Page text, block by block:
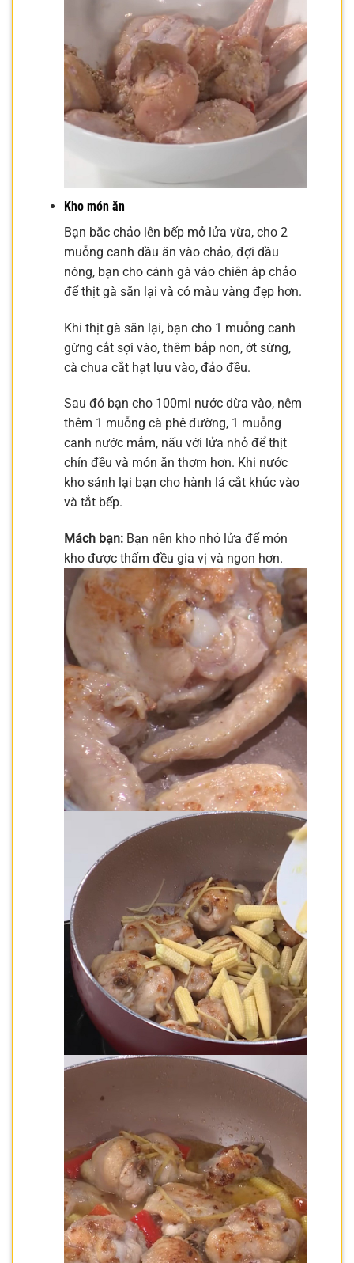
Kho món ăn
Bạn bắc chảo lên bếp mở lửa vừa, cho 2
muỗng canh dầu ăn vào chảo, đợi dầu
nóng, bạn cho cánh gà vào chiên áp chảo
để thịt gà săn lại và có màu vàng đẹp hơn.
Khi thịt gà săn lại, bạn cho 1 muỗng canh
gừng cắt sợi vào, thêm bắp non, ớt sừng,
cà chua cắt hạt lựu vào, đảo đều.
Sau đó bạn cho 100ml nước dừa vào, nêm
thêm 1 muỗng cà phê đường, 1 muỗng
canh nước mắm, nấu với lửa nhỏ để thịt
chín đều và món ăn thơm hơn. Khi nước
kho sánh lại bạn cho hành lá cắt khúc vào
và tắt bếp.
Mách bạn:Bạn nên kho nhỏ lửa để món
kho được thấm đều gia vị và ngon hơn.